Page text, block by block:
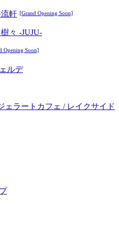
軒 [Grand Opening Soon]
々 -JUJU-
Opening Soon]
ルデ
ェラートカフェ / レイクサイド